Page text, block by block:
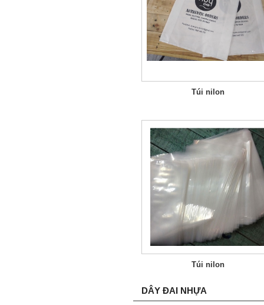
Túi nilon
Túi nilon
DÂY ĐAI NHỰA